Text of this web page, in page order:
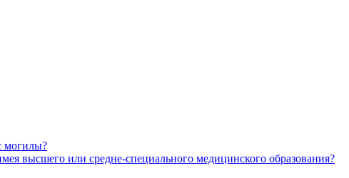
могилы?
высшего или средне-специального медицинского образования?